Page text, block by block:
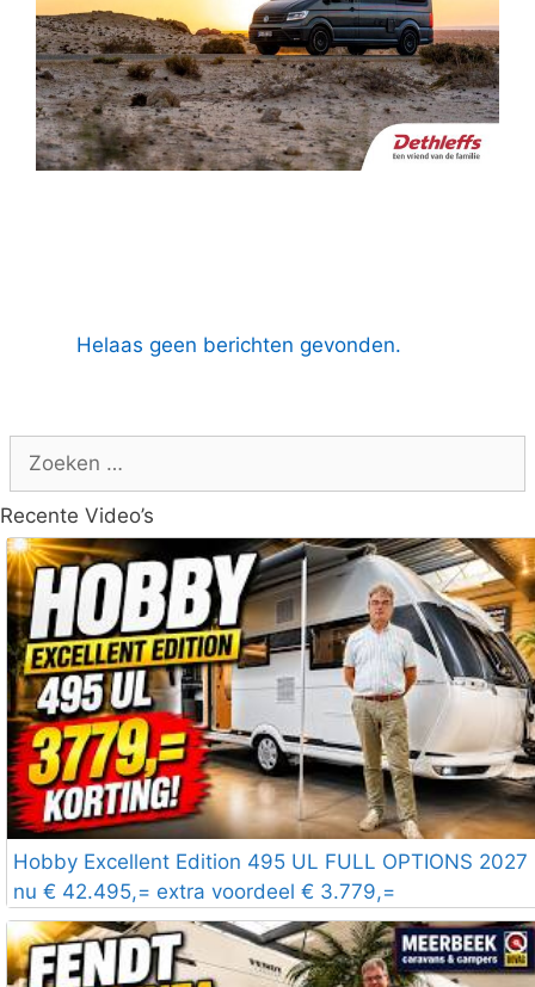
Helaas geen berichten gevonden.
Zoek
Recente Video’s
Hobby Excellent Edition 495 UL FULL OPTIONS 2027
nu € 42.495,= extra voordeel € 3.779,=